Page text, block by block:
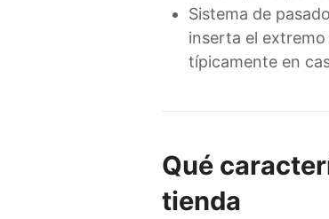
Sistema de
inserta el
típicamente en
Qué
tienda